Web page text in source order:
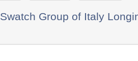
Swatch Group of Italy